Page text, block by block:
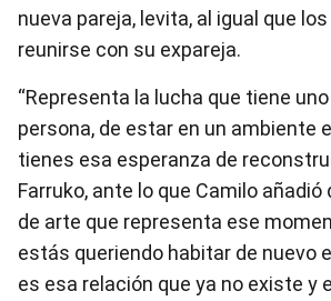
nueva pareja, levita, al igual que
reunirse con su expareja.
“Representa la lucha que tiene
persona, de estar en un ambiente
tienes esa esperanza de
Farruko, ante lo que Camilo añadió
de arte que representa ese
estás queriendo habitar de nuevo
es esa relación que ya no existe y